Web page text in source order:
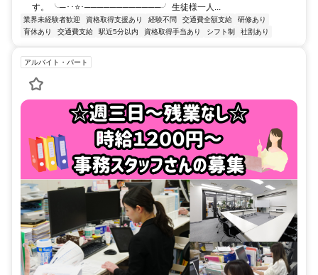
す。 ╰─･･⭐･────────────╯ 生徒様一人...
業界未経験者歓迎 資格取得支援あり 経験不問 交通費全額支給
研修あり
育休あり
交通費支給 駅近5分以内 資格取得手当あり シフト制 社割あり
アルバイト・パート